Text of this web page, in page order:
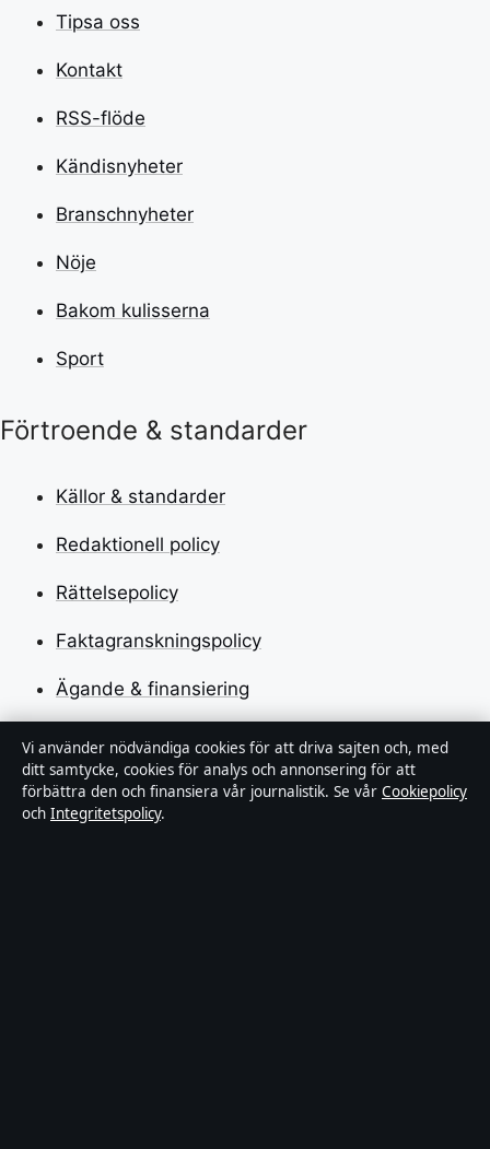
Tipsa oss
Kontakt
RSS-flöde
Kändisnyheter
Branschnyheter
Nöje
Bakom kulisserna
Sport
Förtroende & standarder
Källor & standarder
Redaktionell policy
Rättelsepolicy
Faktagranskningspolicy
Ägande & finansiering
Integritetspolicy
Cookiepolicy
Vi använder nödvändiga cookies för att driva sajten och, med
ditt samtycke, cookies för analys och annonsering för att
förbättra den och finansiera vår journalistik. Se vår Cookiepolicy
och Integritetspolicy.